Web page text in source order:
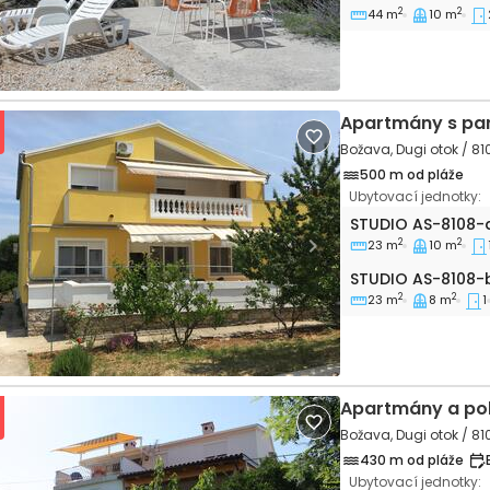
44 m2 10 m2
Next
Apartmány s
Božava, Dugi otok /
500 m od pláže
Ubytovací jednotky:
Apartmánové
STUDIO AS-8108-
23 m2 10 m2 1
Studio AS-8108-b
STUDIO AS-8108-
23 m2 8 m2 1
Apartmány a
Božava, Dugi otok /
430 m od pláže
Ubytovací jednotky: